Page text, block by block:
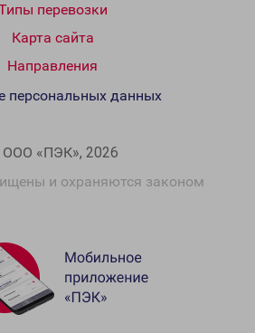
перевозки
Карта сайта
Направления
«ПЭК», 2026
и охраняются законом
персональных данных